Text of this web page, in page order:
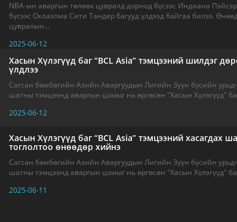
NBA-ын аваргын төлөөх цувралд дорнод бүсээс Индиана
бүсээс Оклахома Сити Тандер багууд үлдээд байгаа билээ.
цувралын...
2025-06-12
Хасын Хүлэгүүд баг “BCL Asia” тэмцээний шилдэг
үлдлээ
Сагсан бөмбөгийн Азийн Аваргуудын Лигийн Зүүн бүсийн
шатны тэмцээнд аваргын цомыг нь өргөсөн "Хасын Хүлэгүүд"
2025-06-12
Хасын Хүлэгүүд баг “BCL Asia” тэмцээний хасагдах
тоглолтоо өнөөдөр хийнэ
Сагсан бөмбөгийн Азийн Аваргуудын Лигийн Зүүн бүсийн
шатны тэмцээнд аваргын цомыг нь өргөсөн "Хасын Хүлэгүүд"
2025-06-11